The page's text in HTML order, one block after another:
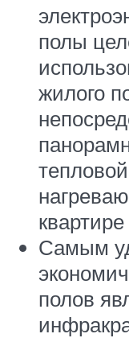
полы
жилого
Самым
полов